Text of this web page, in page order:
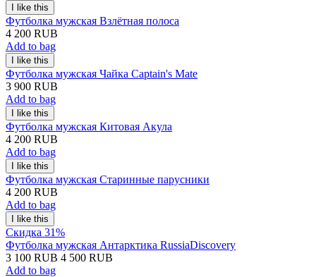
Футболка мужская Взлётная полоса
4 200 RUB
Add to bag
Футболка мужская Чайка Captain's Mate
3 900 RUB
Add to bag
Футболка мужская Китовая Акула
4 200 RUB
Add to bag
Футболка мужская Старинные парусники
4 200 RUB
Add to bag
Скидка 31%
Футболка мужская Антарктика RussiaDiscovery
3 100 RUB 4 500 RUB
Add to bag